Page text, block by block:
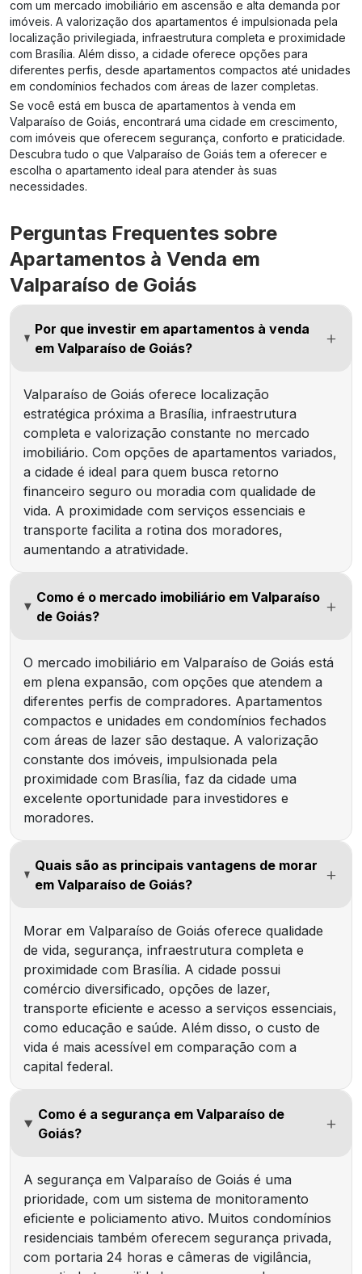
com um mercado imobiliário em ascensão e alta demanda por
imóveis. A valorização dos apartamentos é impulsionada pela
localização privilegiada, infraestrutura completa e proximidade
com Brasília. Além disso, a cidade oferece opções para
diferentes perfis, desde apartamentos compactos até unidades
em condomínios fechados com áreas de lazer completas.
Se você está em busca de apartamentos à venda em
Valparaíso de Goiás, encontrará uma cidade em crescimento,
com imóveis que oferecem segurança, conforto e praticidade.
Descubra tudo o que Valparaíso de Goiás tem a oferecer e
escolha o apartamento ideal para atender às suas
necessidades.
Perguntas Frequentes sobre
Apartamentos à Venda em
Valparaíso de Goiás
Por que investir em apartamentos à venda
em Valparaíso de Goiás?
Valparaíso de Goiás oferece localização
estratégica próxima a Brasília, infraestrutura
completa e valorização constante no mercado
imobiliário. Com opções de apartamentos variados,
a cidade é ideal para quem busca retorno
financeiro seguro ou moradia com qualidade de
vida. A proximidade com serviços essenciais e
transporte facilita a rotina dos moradores,
aumentando a atratividade.
Como é o mercado imobiliário em Valparaíso
de Goiás?
O mercado imobiliário em Valparaíso de Goiás está
em plena expansão, com opções que atendem a
diferentes perfis de compradores. Apartamentos
compactos e unidades em condomínios fechados
com áreas de lazer são destaque. A valorização
constante dos imóveis, impulsionada pela
proximidade com Brasília, faz da cidade uma
excelente oportunidade para investidores e
moradores.
Quais são as principais vantagens de morar
em Valparaíso de Goiás?
Morar em Valparaíso de Goiás oferece qualidade
de vida, segurança, infraestrutura completa e
proximidade com Brasília. A cidade possui
comércio diversificado, opções de lazer,
transporte eficiente e acesso a serviços essenciais,
como educação e saúde. Além disso, o custo de
vida é mais acessível em comparação com a
capital federal.
Como é a segurança em Valparaíso de
Goiás?
A segurança em Valparaíso de Goiás é uma
prioridade, com um sistema de monitoramento
eficiente e policiamento ativo. Muitos condomínios
residenciais também oferecem segurança privada,
com portaria 24 horas e câmeras de vigilância,